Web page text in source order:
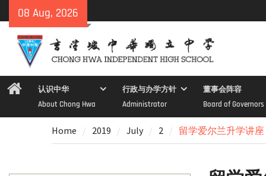
to
content
08 Aug, 2026
Home认识中华
About Chong Hwa
行政与办学方针
Administrator
董事会阵容
Board of Governors
Home 2019 July 2 留学爱尔兰升学讲座